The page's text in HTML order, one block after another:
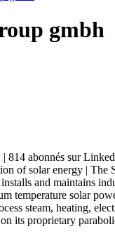
gmbh
814 abonnés sur
of solar energy |
and maintains
temperature solar
steam, heating,
its proprietary